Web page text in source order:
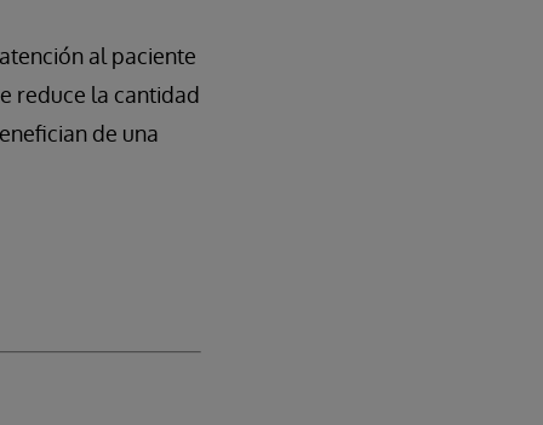
al paciente
reduce la cantidad
de una